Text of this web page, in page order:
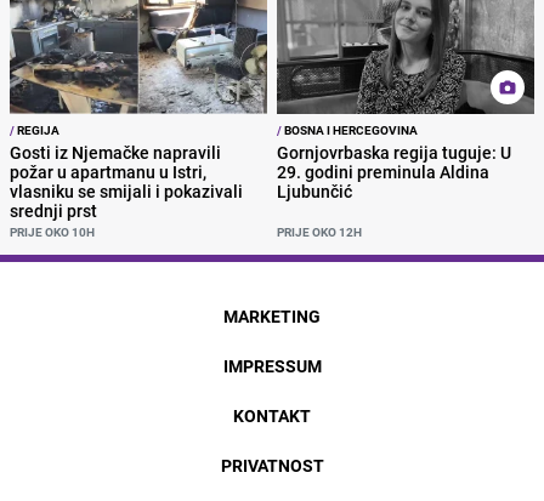
/REGIJA
Gosti iz Njemačke napravili
požar u apartmanu u Istri,
vlasniku se smijali i pokazivali
srednji prst
PRIJE OKO 10H
/BOSNA I HERCEGOVINA
Gornjovrbaska regija tuguje: U
29. godini preminula Aldina
Ljubunčić
PRIJE OKO 12H
MARKETING
IMPRESSUM
KONTAKT
PRIVATNOST